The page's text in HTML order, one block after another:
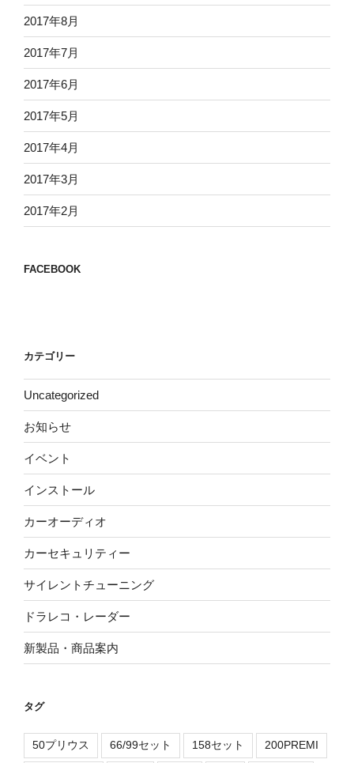
2017年8月
2017年7月
2017年6月
2017年5月
2017年4月
2017年3月
2017年2月
FACEBOOK
カテゴリー
Uncategorized
お知らせ
イベント
インストール
カーオーディオ
カーセキュリティー
サイレントチューニング
ドラレコ・レーダー
新製品・商品案内
タグ
50プリウス 66/99セット 158セット 200PREMI